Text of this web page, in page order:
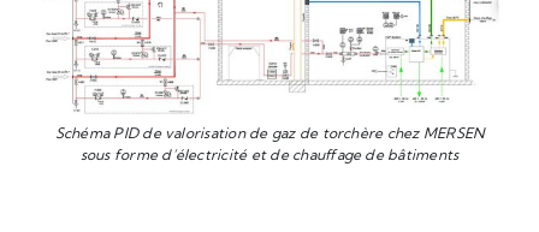
Schéma PID de valorisation de gaz de torchère chez MERSEN
sous forme d’électricité et de chauffage de bâtiments